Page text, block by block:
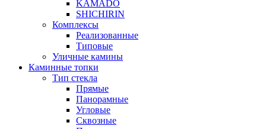
KAMADO
SHICHIRIN
Комплексы
Реализованные
Типовые
Уличные камины
Каминные топки
Тип стекла
Прямые
Панорамные
Угловые
Сквозные